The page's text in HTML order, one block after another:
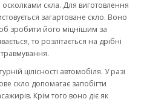
скла. Для виготовлення
загартоване скло. Воно
зробити його міцнішим за
то розлітається на дрібні
цілісності автомобіля. У разі
скло допомагає запобігти
Крім того воно діє як